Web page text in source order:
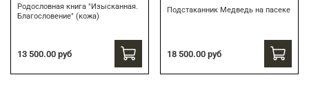
Родословная книга "Изысканная.
Благословение" (кожа)
13 500.00 руб
Подстаканник Медведь на пасеке
18 500.00 руб